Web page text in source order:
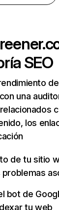
SEO
de
una
los
de tu sitio
bot de
tu web